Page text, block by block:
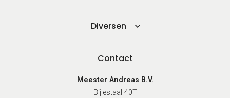
Diversen
Contact
Meester Andreas B.V.
Bijlestaal 40T